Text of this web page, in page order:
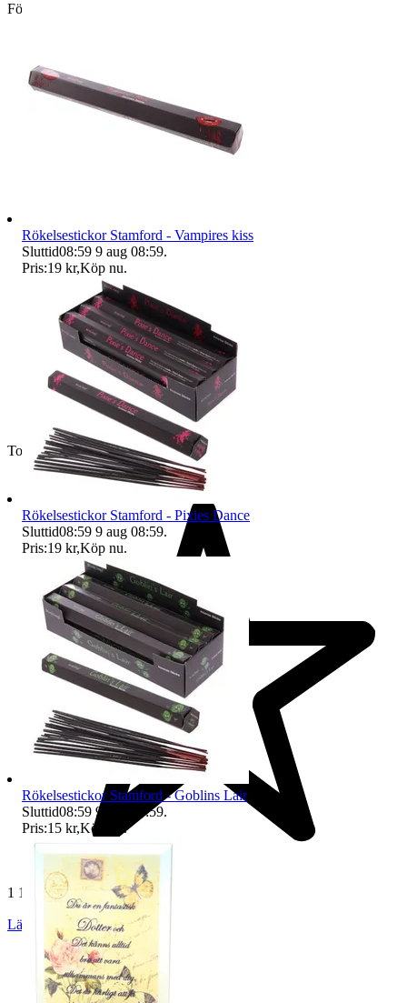
Företag
Toppsäljare
1 115 omdömen
Läs omdömen Följ
Rökelsestickor Stamford - Vampires kiss
Sluttid08:59 9 aug 08:59.
Pris:19 kr,Köp nu.
Rökelsestickor Stamford - Pixies Dance
Sluttid08:59 9 aug 08:59.
Pris:19 kr,Köp nu.
Rökelsestickor Stamford - Goblins Lair
Sluttid08:59 9 aug 08:59.
Pris:15 kr,Köp nu .